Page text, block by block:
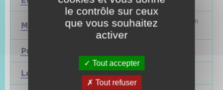
Municipales 2026
Mars et juin
Présidentielle
Législatives 2027
le contrôle sur ceux
que vous souhaitez
activer
Tout accepter
Tout refuser